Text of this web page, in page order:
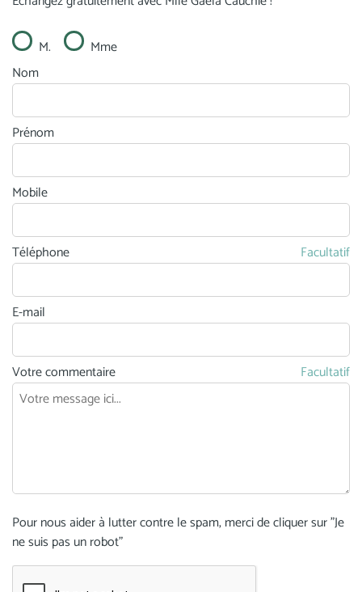
M.
Mme
Nom
Prénom
Mobile
Téléphone Facultatif
E-mail
Votre commentaire Facultatif
Pour nous aider à lutter contre le spam, merci de cliquer sur "Je
ne suis pas un robot"